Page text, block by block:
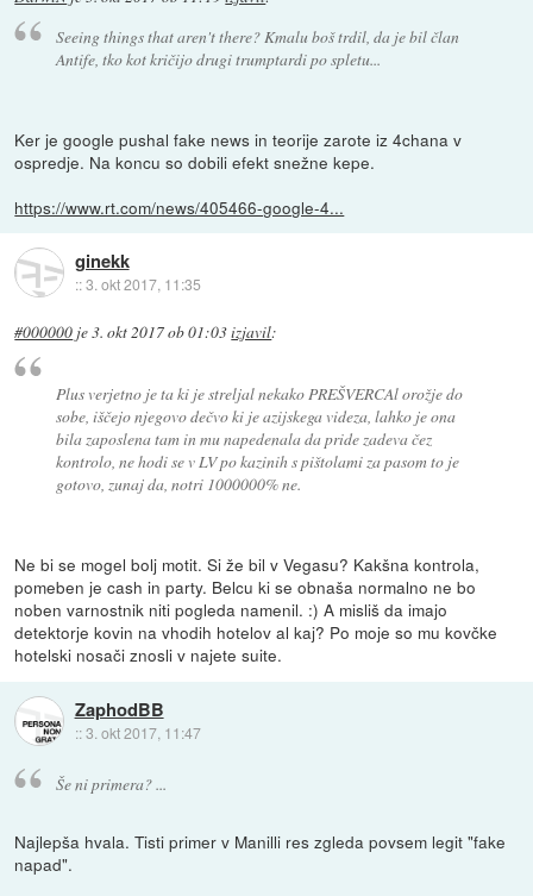
Seeing things that aren't there? Kmalu boš trdil, da je bil član
Antife, tko kot kričijo drugi trumptardi po spletu...
Ker je google pushal fake news in teorije zarote iz 4chana v
ospredje. Na koncu so dobili efekt snežne kepe.
https://www.rt.com/news/405466-google-4...
ginekk
::3. okt 2017, 11:35
#000000 je3. okt 2017 ob 01:03izjavil:
Plus verjetno je ta ki je streljal nekako PREŠVERCAl orožje do
sobe, iščejo njegovo dečvo ki je azijskega videza, lahko je ona
bila zaposlena tam in mu napedenala da pride zadeva čez
kontrolo, ne hodi se v LV po kazinih s pištolami za pasom to je
gotovo, zunaj da, notri 1000000% ne.
Ne bi se mogel bolj motit. Si že bil v Vegasu? Kakšna kontrola,
pomeben je cash in party. Belcu ki se obnaša normalno ne bo
noben varnostnik niti pogleda namenil. :) A misliš da imajo
detektorje kovin na vhodih hotelov al kaj? Po moje so mu kovčke
hotelski nosači znosli v najete suite.
ZaphodBB
::3. okt 2017, 11:47
Še ni primera? ...
Najlepša hvala. Tisti primer v Manilli res zgleda povsem legit "fake
napad".